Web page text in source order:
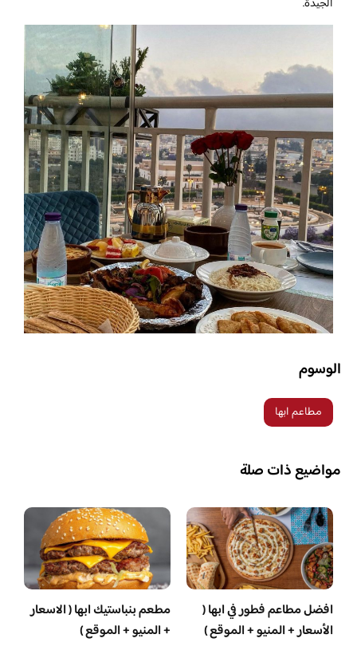
الجيدة.
الوسوم
مطاعم ابها
مواضيع ذات صلة
افضل مطاعم فطور في ابها (
الأسعار + المنيو + الموقع )
مطعم بنباستيك ابها ( الاسعار
+ المنيو + الموقع )